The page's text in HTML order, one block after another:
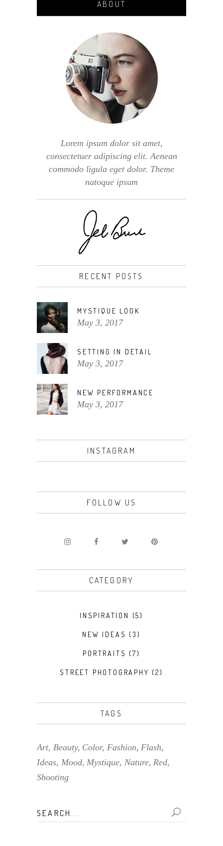
ABOUT
Lorem ipsum dolor sit amet,
consectetuer adipiscing elit. Aenean
commodo ligula eget dolor. Theme
natoque ipsum
RECENT POSTS
MYSTIQUE LOOK
May 3, 2017
SETTING IN DETAIL
May 3, 2017
NEW PERFORMANCE
May 3, 2017
INSTAGRAM
FOLLOW US
CATEGORY
INSPIRATION (5)
NEW IDEAS (3)
PORTRAITS (7)
STREET PHOTOGRAPHY (2)
TAGS
Art Beauty Color Fashion Flash
Ideas Mood Mystique Nature Red
Shooting
Search
for: